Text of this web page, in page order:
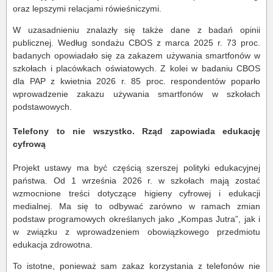
oraz lepszymi relacjami rówieśniczymi.
W uzasadnieniu znalazły się także dane z badań opinii
publicznej. Według sondażu CBOS z marca 2025 r. 73 proc.
badanych opowiadało się za zakazem używania smartfonów w
szkołach i placówkach oświatowych. Z kolei w badaniu CBOS
dla PAP z kwietnia 2026 r. 85 proc. respondentów poparło
wprowadzenie zakazu używania smartfonów w szkołach
podstawowych.
Telefony to nie wszystko. Rząd zapowiada edukację
cyfrową
Projekt ustawy ma być częścią szerszej polityki edukacyjnej
państwa. Od 1 września 2026 r. w szkołach mają zostać
wzmocnione treści dotyczące higieny cyfrowej i edukacji
medialnej. Ma się to odbywać zarówno w ramach zmian
podstaw programowych określanych jako „Kompas Jutra”, jak i
w związku z wprowadzeniem obowiązkowego przedmiotu
edukacja zdrowotna.
To istotne, ponieważ sam zakaz korzystania z telefonów nie